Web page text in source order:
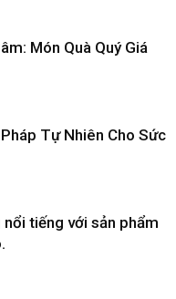
Món Quà Quý Giá
Tự Nhiên Cho Sức
nổi tiếng với sản phẩm